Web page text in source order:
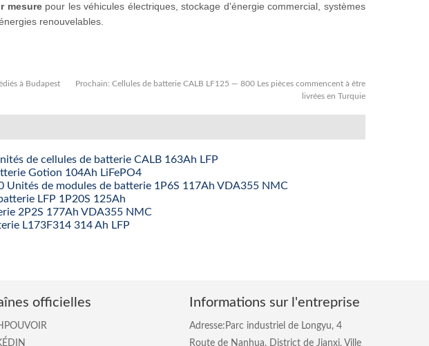
mesurepour les véhicules électriques, stockage d'énergie commercial, systèmes
renouvelables.
à Budapest Prochain: Cellules de batterie CALB LF125 — 800 Les pièces commencent à être
livrées en Turquie
de cellules de batterie CALB 163Ah LFP
Gotion 104Ah LiFePO4
Unités de modules de batterie 1P6S 117Ah VDA355 NMC
LFP 1P20S 125Ah
2P2S 177Ah VDA355 NMC
L173F314 314 Ah LFP
officielles Informations sur l'entreprise
Adresse:Parc industriel de Longyu, 4
Route de Nanhua, District de Jianxi, Ville